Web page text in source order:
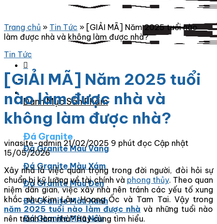
Danh Mục Sản Phẩm
Đá Granite
Đá Granite Màu Vàng
Đá Granite Màu Xám
Đá Granite Màu Đen
Đá Granite Màu Xanh
Đá Granite Màu Nâu
Trang chủ » Tin Tức » [GIẢI MÃ] Năm 2025 tuổi nào
làm được nhà và không làm được nhà?
Tin Tức
[GIẢI MÃ] Năm 2025 tuổi
nào làm được nhà và
không làm được nhà?
vinasite-admin 21/02/2025 9 phút đọc Cập nhật
15/05/2026
Xây nhà là việc quan trọng trong đời người, đòi hỏi sự
chuẩn bị kỹ lưỡng về tài chính và phong thủy. Theo quan
niệm dân gian, việc xây nhà nên tránh các yếu tố xung
khắc như Kim Lâu, Hoang Ốc và Tam Tai. Vậy trong
năm 2025 tuổi nào làm được nhà và những tuổi nào
nên tránh làm nhà? Hãy cùng tìm hiểu.